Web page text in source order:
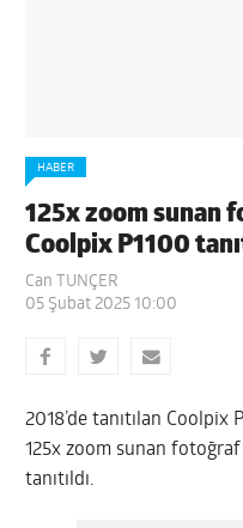
HABER
125x zoom sunan
Coolpix P1100
Can TUNÇER
05 Şubat 2025 10:00
2018’de tanıtılan
125x zoom sunan
tanıtıldı.